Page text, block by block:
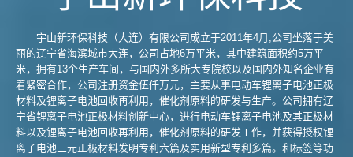
宇山新环保科技（大连）有限公司成立于2011年4月,公司坐落于美
丽的辽宁省海滨城市大连，公司占地6万平米，其中建筑面积约5万平
米，拥有13个生产车间，与国内外多所大专院校以及国内外知名企业有
着紧密合作，公司注册资金伍仟万元，主要从事电动车锂离子电池正极
材料及锂离子电池回收再利用，催化剂原料的研发与生产。公司拥有辽
宁省锂离子电池正极材料创新中心，进行电动车锂离子电池及其正极材
料以及锂离子电池回收再利用，催化剂原料的研发工作，并获得授权锂
离子电池三元正极材料发明专利六篇及实用新型专利多篇。和标签等功